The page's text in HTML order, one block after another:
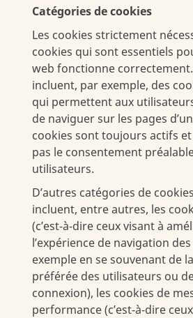
Catégories de cookies
Les cookies strictement
cookies qui sont essentiels
web fonctionne correctement.
incluent, par exemple, des
qui permettent aux
de naviguer sur les pages
cookies sont toujours actifs
pas le consentement
utilisateurs.
D’autres catégories de
incluent, entre autres, les
(c’est-à-dire ceux visant à
l’expérience de navigation
exemple en se souvenant de
préférée des utilisateurs ou
connexion), les cookies de
performance (c’est-à-dire